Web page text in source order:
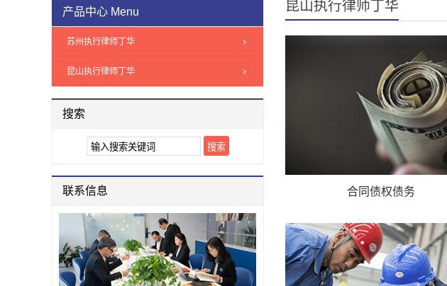
昆山执行律师丁华
合同债权债务
产品中心 Menu
苏州执行律师丁华
昆山执行律师丁华
搜索
联系信息